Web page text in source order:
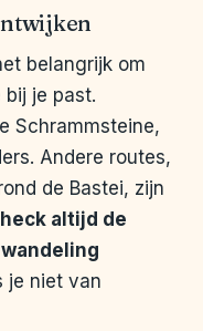
belangrijk om
je past.
Schrammsteine,
Andere routes,
de Bastei, zijn
altijd de
je niet van